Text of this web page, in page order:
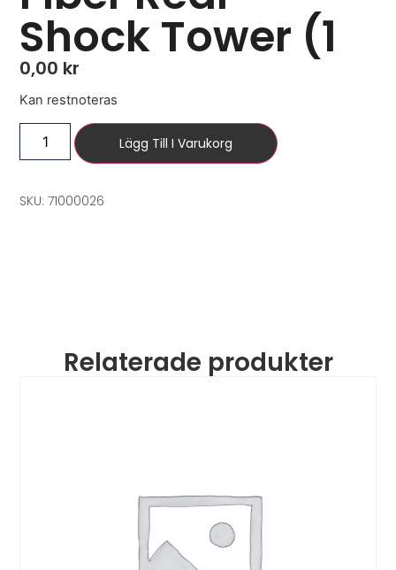
Shock Tower (1
0,00 kr
Kan restnoteras
Lägg Till I Varukorg
SKU: 71000026
Relaterade produkter